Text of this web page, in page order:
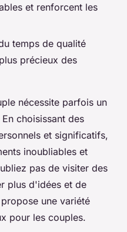
et renforcent les
temps de qualité
précieux des
nécessite parfois un
choisissant des
et significatifs,
inoubliables et
pas de visiter des
plus d'idées et de
une variété
pour les couples.